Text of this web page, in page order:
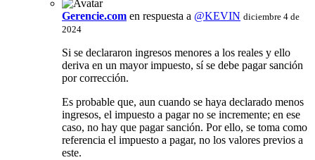
Gerencie.com en respuesta a @KEVIN diciembre 4 de
2024
Si se declararon ingresos menores a los reales y ello
deriva en un mayor impuesto, sí se debe pagar sanción
por corrección.
Es probable que, aun cuando se haya declarado menos
ingresos, el impuesto a pagar no se incremente; en ese
caso, no hay que pagar sanción. Por ello, se toma como
referencia el impuesto a pagar, no los valores previos a
este.